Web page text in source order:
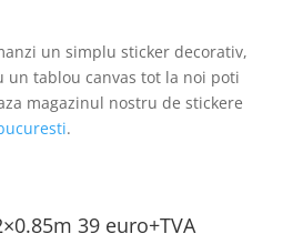
un simplu sticker decorativ,
un tablou canvas tot la noi poti
magazinul nostru de stickere
.
39 euro+TVA